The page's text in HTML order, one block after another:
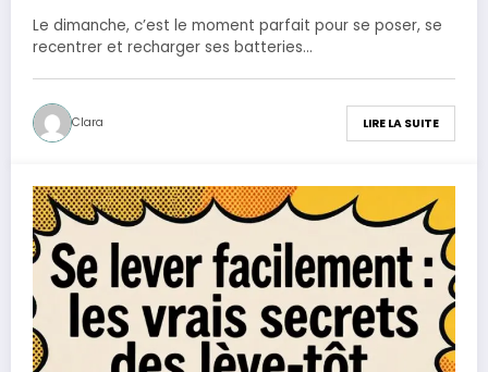
Le dimanche, c’est le moment parfait pour se poser, se
recentrer et recharger ses batteries…
Clara LIRE LA SUITE